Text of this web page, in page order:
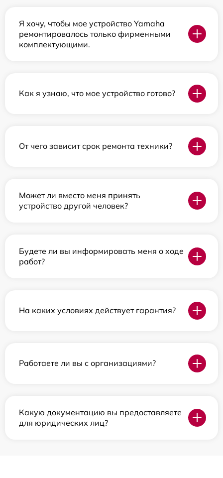
Я хочу, чтобы мое устройство Yamaha
ремонтировалось только фирменными
комплектующими.
Как я узнаю, что мое устройство готово?
От чего зависит срок ремонта техники?
Может ли вместо меня принять
устройство другой человек?
Будете ли вы информировать меня о ходе
работ?
На каких условиях действует гарантия?
Работаете ли вы с организациями?
Какую документацию вы предоставляете
для юридических лиц?